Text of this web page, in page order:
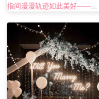
指间漫漫轨迹如此美好——...